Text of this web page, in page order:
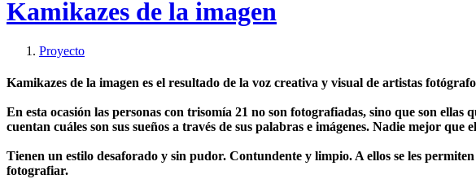
Kamikazes de la imagen
Proyecto
Kamikazes de la imagen es el resultado de la voz creativa y visual de artistas
En esta ocasión las personas con trisomía 21 no son fotografiadas, sino que son
cuentan cuáles son sus sueños a través de sus palabras e imágenes. Nadie mejor
Tienen un estilo desaforado y sin pudor. Contundente y limpio. A ellos se les
fotografiar.